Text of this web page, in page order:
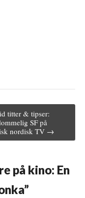
titter & tipser:
SF på
nordisk TV →
på kino: En
”